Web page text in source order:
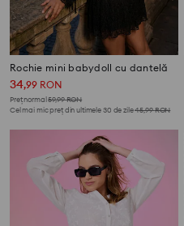
Rochie mini babydoll cu dantelă
34,99 RON
Preț normal59,99RON
Cel mai mic preț din ultimele 30 de zile45,99RON